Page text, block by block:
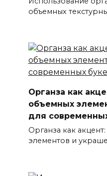
объемных
Органза как
объемных
для
Органза как
элементов и